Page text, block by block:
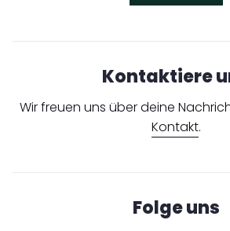
Kontaktiere
Wir freuen uns über deine
Kontakt.
Folge uns